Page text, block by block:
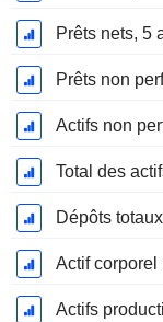
Prêts nets, 5
Prêts non
Actifs non
Total des
Actif corporel